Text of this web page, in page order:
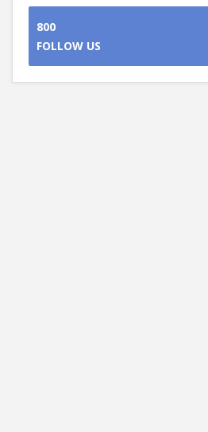
800
FOLLOW US